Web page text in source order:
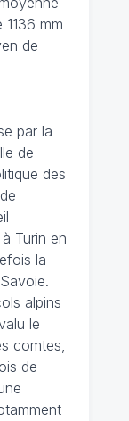
mm
de
par la
de
des
Turin en
la
alpins
le
comtes,
de